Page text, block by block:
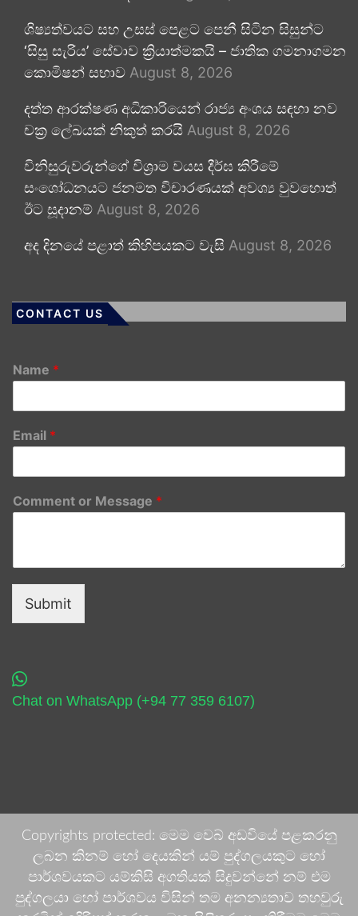
ශිෂ්‍යත්වයට සහ උසස් පෙළට පෙනී සිටින සිසුන්ට
‘සිසු සැරිය’ සේවාව ක්‍රියාත්මකයි – ජාතික ගමනාගමන
කොමිෂන් සභාව August 8, 2026
දත්ත ආරක්ෂණ අධිකාරියෙන් රාජ්‍ය අංශය සඳහා නව
චක්‍ර ලේඛයක් නිකුත් කරයි August 8, 2026
විනිසුරුවරුන්ගේ විශ්‍රාම වයස දීර්ඝ කිරීමේ
සංශෝධනයට ජනමත විචාරණයක් අවශ්‍ය වුවහොත්
ඊට සූදානම් August 8, 2026
අද දිනයේ පළාත් කිහිපයකට වැසි August 8, 2026
CONTACT US
Name *
Email *
Comment or Message *
Submit
Chat on WhatsApp (+94 77 359 6107)
Copyrights protected: මෙම වෙබ් අඩවියේ පළකරනු
ලබන කිනම් හෝ දෙයකින් යම් පුද්ගලයකුට හෝ
පාර්ශවයකට යම්කිසි අගතියක් සිදුවන්නේ නම් එම
පුද්ගලයා හෝ පාර්ශවය විසින් තම අනන්‍යතාව තහවුරු